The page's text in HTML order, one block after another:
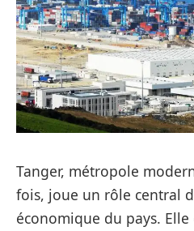
Tanger, métropole
fois, joue un rôle central
économique du pays. Elle